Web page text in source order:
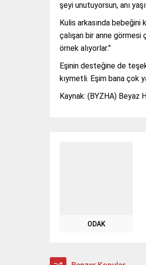
şeyi unutuyorsun, anı
Kulis arkasında bebeğini
çalışan bir anne görmesi
örnek alıyorlar.”
Eşinin desteğine de
kıymetli. Eşim bana çok
Kaynak: (BYZHA) Beyaz
ODAK